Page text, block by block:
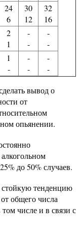
24
6
30
12
32
16
2
1
-
-
-
-
1
-
-
-
-
-
вывод о
от
опьянении.
до 50% случаев.
стойкую тенденцию
общего числа
числе и в связи с